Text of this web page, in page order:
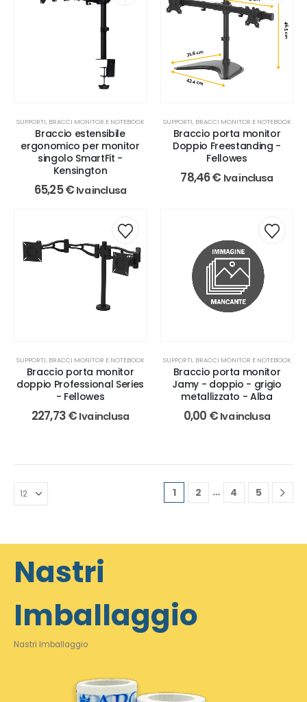
SUPPORTI, BRACCI MONITOR E NOTEBOOK
Braccio estensibile
ergonomico per monitor
singolo SmartFit -
Kensington
65,25€ Iva inclusa
SUPPORTI, BRACCI MONITOR E NOTEBOOK
Braccio porta monitor
Doppio Freestanding -
Fellowes
78,46€ Iva inclusa
SUPPORTI, BRACCI MONITOR E NOTEBOOK
Braccio porta monitor
doppio Professional Series
- Fellowes
227,73€ Iva inclusa
SUPPORTI, BRACCI MONITOR E NOTEBOOK
Braccio porta monitor
Jamy - doppio - grigio
metallizzato - Alba
0,00 € Iva inclusa
1 2 … 4 5
Nastri
Imballaggio
Nastri Imballaggio